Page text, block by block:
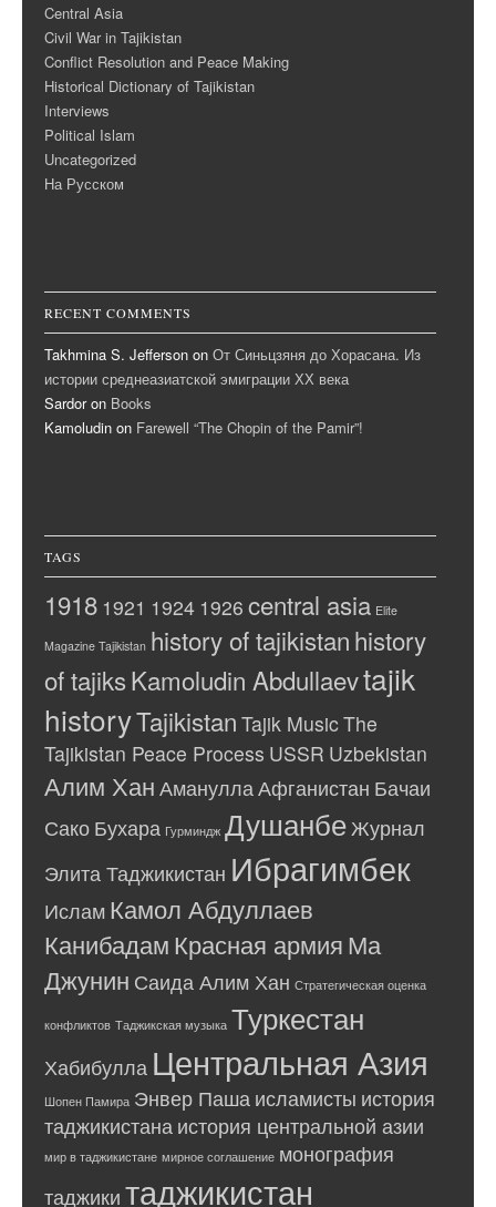
Central Asia
Civil War in Tajikistan
Conflict Resolution and Peace Making
Historical Dictionary of Tajikistan
Interviews
Political Islam
Uncategorized
На Русском
RECENT COMMENTS
Takhmina S. Jefferson on От Синьцзяня до Хорасана. Из
истории среднеазиатской эмиграции ХХ века
Sardoron Books
Kamoludin on Farewell “The Chopin of the Pamir”!
TAGS
1918 1921 1924 1926 central asia Elite
Magazine Tajikistan history of tajikistanhistory
of tajiksKamoludin Abdullaevtajik
historyTajikistan Tajik MusicThe
Tajikistan Peace Process USSR Uzbekistan
Алим Хан Аманулла Афганистан Бачаи
Сако Бухара Гурминдж Душанбе Журнал
Элита Таджикистан Ибрагимбек
Ислам Камол Абдуллаев
КанибадамКрасная армияМа
Джунин Саида Алим Хан Стратегическая оценка
конфликтов Таджикская музыка Туркестан
Хабибулла Центральная Азия
Шопен Памира Энвер Паша исламисты история
таджикистана история центральной азии
мир в таджикистане мирное соглашение монография
таджики таджикистан